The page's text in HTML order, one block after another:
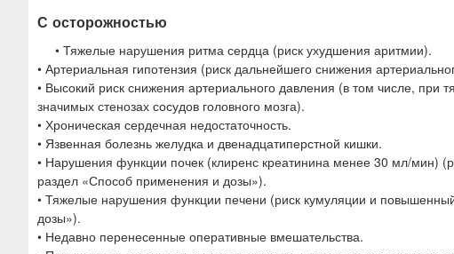
С осторожностью
• Тяжелые нарушения ритма сердца (риск ухудшения аритмии).
• Артериальная гипотензия (риск дальнейшего снижения
• Высокий риск снижения артериального давления (в том числе,
значимых стенозах сосудов головного мозга).
• Хроническая сердечная недостаточность.
• Язвенная болезнь желудка и двенадцатиперстной кишки.
• Нарушения функции почек (клиренс креатинина менее 30 мл/мин)
раздел «Способ применения и дозы»).
• Тяжелые нарушения функции печени (риск кумуляции и
дозы»).
• Недавно перенесенные оперативные вмешательства.